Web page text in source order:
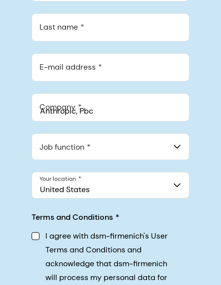
Last name
E-mail address
Company
548 Market St Pmb 90375, San Francisco, California, US
Job function
United States
Your location
Terms and Conditions
I agree with dsm-firmenich's User
Terms and Conditions and
acknowledge that dsm-firmenich
will process my personal data for